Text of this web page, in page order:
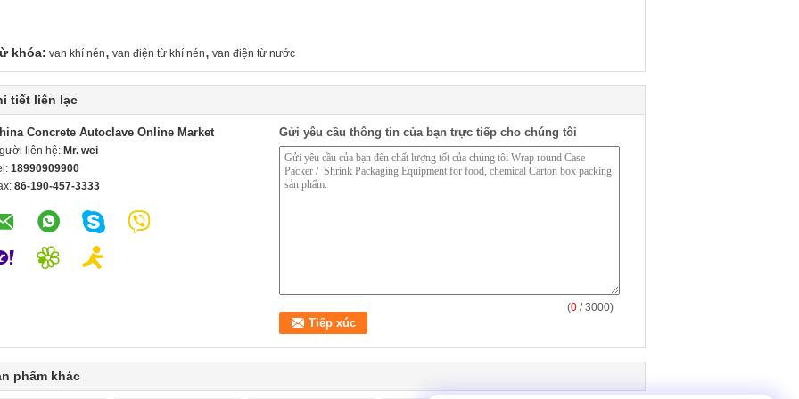
khóa: van khí nén, van điện từ khí nén, van điện từ nước
tiết liên lạc
Concrete Autoclave Online Market
liên hệ: Mr. wei
18990909900
86-190-457-3333
Gửi yêu cầu thông tin của bạn trực tiếp cho chúng tôi
(0 / 3000)
phẩm khác